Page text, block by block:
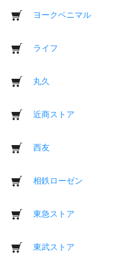
ヨークベニマル
ライフ
丸久
近商ストア
西友
相鉄ローゼン
東急ストア
東武ストア